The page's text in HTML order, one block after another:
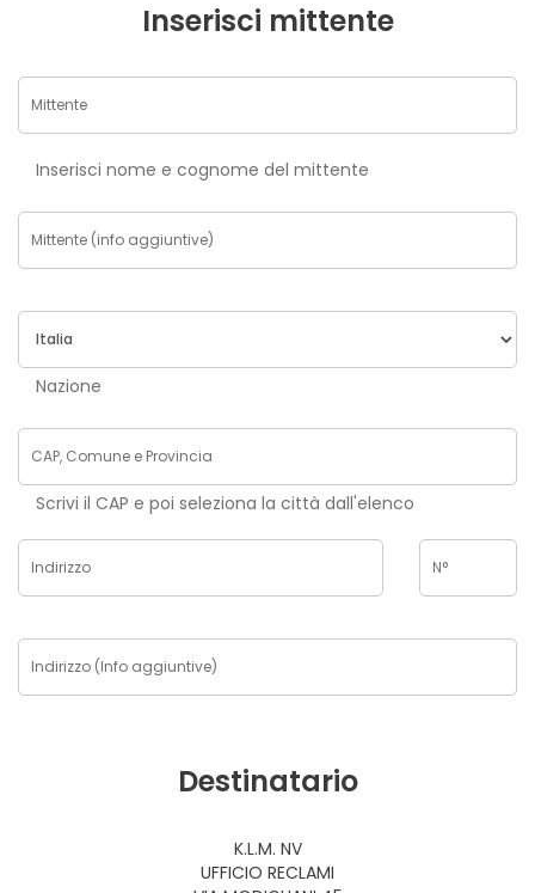
Inserisci mittente
Inserisci nome e cognome del mittente
Nazione
Scrivi il CAP e poi seleziona la città dall'elenco
Destinatario
K.L.M. NV
UFFICIO RECLAMI